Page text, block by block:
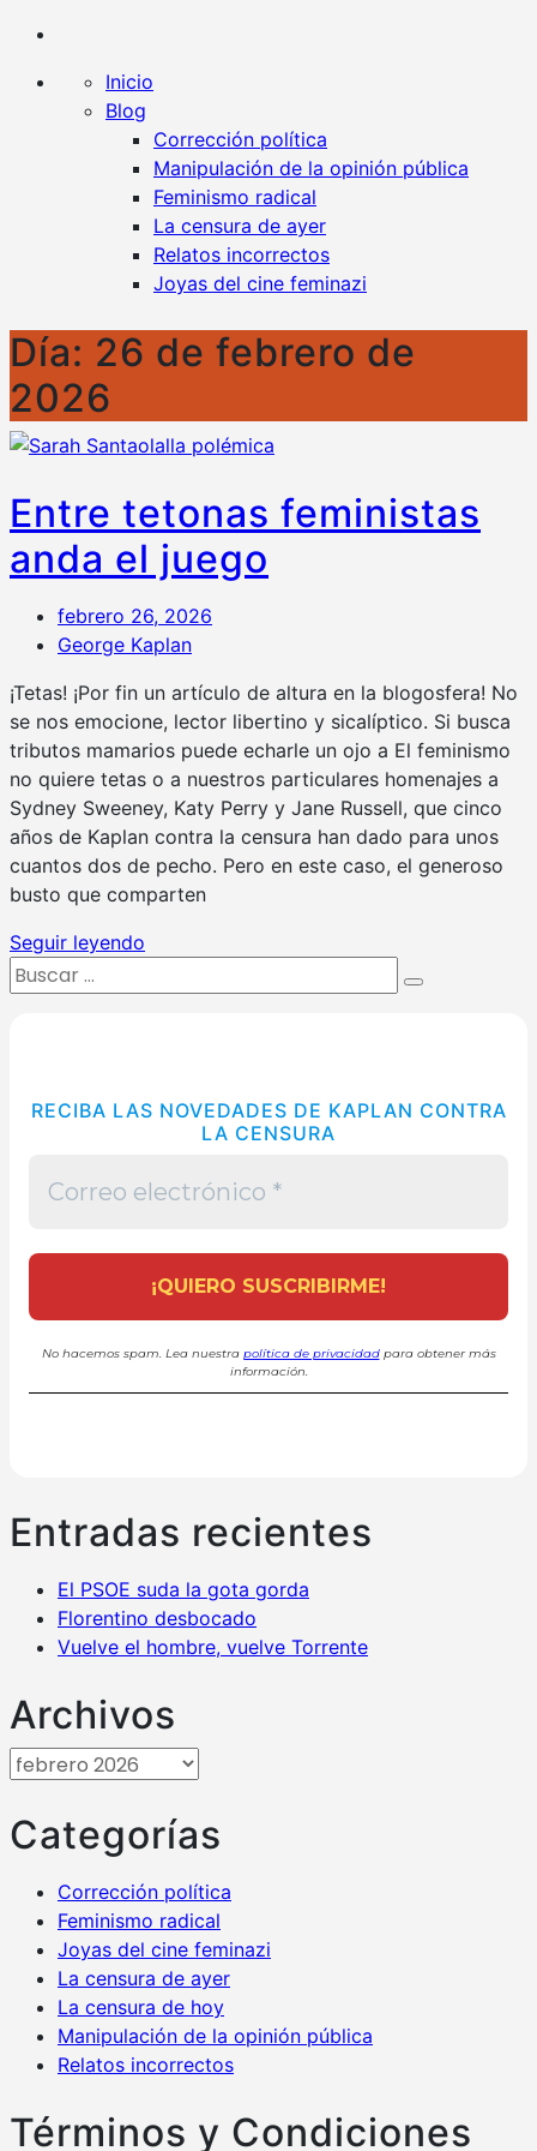
de censura
Inicio
Blog
Corrección política
Manipulación de la opinión pública
Feminismo radical
La censura de ayer
Relatos incorrectos
Joyas del cine feminazi
Día: 26 de febrero de
2026
Entre tetonas feministas
anda el juego
febrero 26, 2026
George Kaplan
¡Tetas! ¡Por fin un artículo de altura en la blogosfera! No
se nos emocione, lector libertino y sicalíptico. Si busca
tributos mamarios puede echarle un ojo a El feminismo
no quiere tetas o a nuestros particulares homenajes a
Sydney Sweeney, Katy Perry y Jane Russell, que cinco
años de Kaplan contra la censura han dado para unos
cuantos dos de pecho. Pero en este caso, el generoso
busto que comparten
Seguir leyendo
Buscar:
RECIBA LAS NOVEDADES DE KAPLAN CONTRA
LA CENSURA
No hacemos spam. Lea nuestra política de privacidadpara obtener más
información.
Entradas recientes
El PSOE suda la gota gorda
Florentino desbocado
Vuelve el hombre, vuelve Torrente
Archivos
Archivos
Categorías
Corrección política
Feminismo radical
Joyas del cine feminazi
La censura de ayer
La censura de hoy
Manipulación de la opinión pública
Relatos incorrectos
Términos y Condiciones